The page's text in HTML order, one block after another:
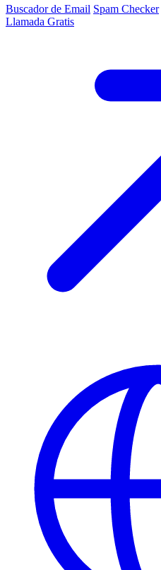
Buscador de Email Spam Checker
Llamada Gratis